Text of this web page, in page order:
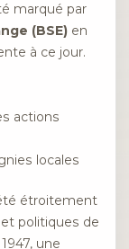
marqué par
(BSE) en
à ce jour.
actions
locales
étroitement
politiques de
une